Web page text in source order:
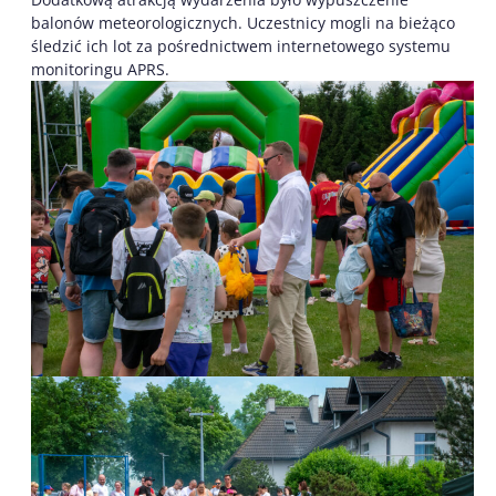
balonów meteorologicznych. Uczestnicy mogli na bieżąco
śledzić ich lot za pośrednictwem internetowego systemu
monitoringu APRS.